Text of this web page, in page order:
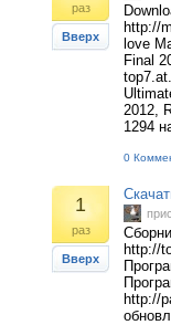
раз
Вверх
http://
love
Final
2012,
1294
0
1
раз
Вверх
http://
http://